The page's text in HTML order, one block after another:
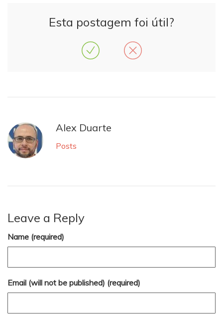
Esta postagem foi útil?
Alex Duarte
Posts
Leave a Reply
Name (required)
Email (will not be published) (required)